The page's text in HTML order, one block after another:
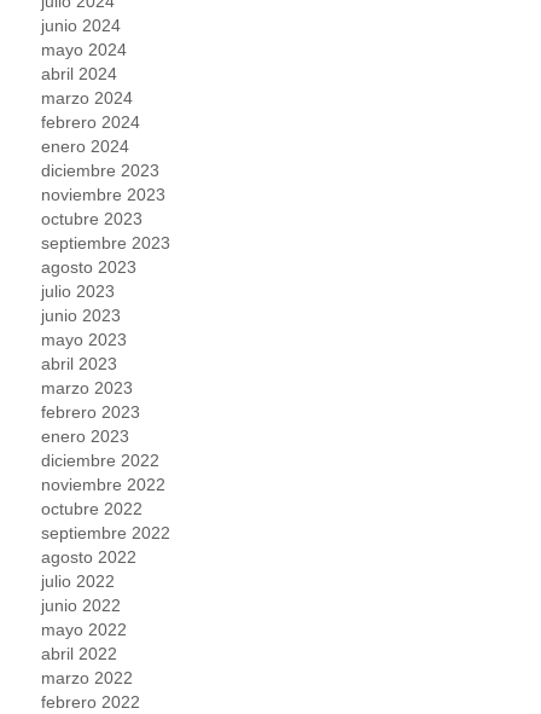
junio 2024
mayo 2024
abril 2024
marzo 2024
febrero 2024
enero 2024
diciembre 2023
noviembre 2023
octubre 2023
septiembre 2023
agosto 2023
julio 2023
junio 2023
mayo 2023
abril 2023
marzo 2023
febrero 2023
enero 2023
diciembre 2022
noviembre 2022
octubre 2022
septiembre 2022
agosto 2022
julio 2022
junio 2022
mayo 2022
abril 2022
marzo 2022
febrero 2022